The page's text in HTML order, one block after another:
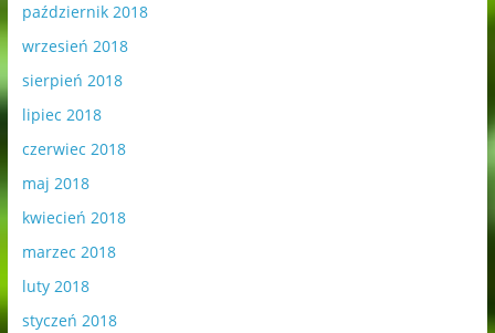
październik 2018
wrzesień 2018
sierpień 2018
lipiec 2018
czerwiec 2018
maj 2018
kwiecień 2018
marzec 2018
luty 2018
styczeń 2018